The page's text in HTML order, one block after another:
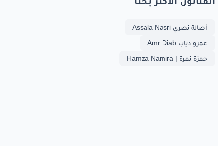
أصالة نصري Assala Nasri
عمرو دياب Amr Diab
حمزة نمرة | Hamza Namira